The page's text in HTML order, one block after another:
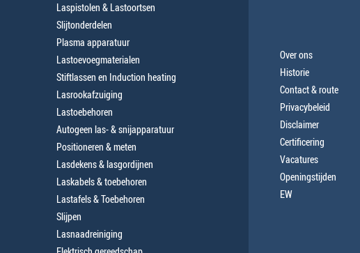
Laspistolen & Lastoortsen
Slijtonderdelen
Plasma apparatuur
Lastoevoegmaterialen
Stiftlassen en Induction heating
Lasrookafzuiging
Lastoebehoren
Autogeen las- & snijapparatuur
Positioneren & meten
Lasdekens & lasgordijnen
Laskabels & toebehoren
Lastafels & Toebehoren
Slijpen
Lasnaadreiniging
Over ons
Historie
Contact & route
Privacybeleid
Disclaimer
Certificering
Vacatures
Openingstijden
EW